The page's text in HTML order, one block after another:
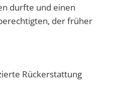
durfte und einen
der früher
Rückerstattung